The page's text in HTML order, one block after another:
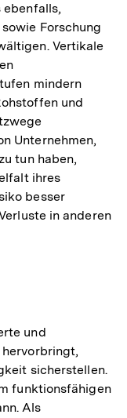
ebenfalls,
Forschung
Vertikale
mindern
und
Unternehmen,
tun haben,
ihres
besser
in anderen
und
sicherstellen.
funktionsfähigen
Als